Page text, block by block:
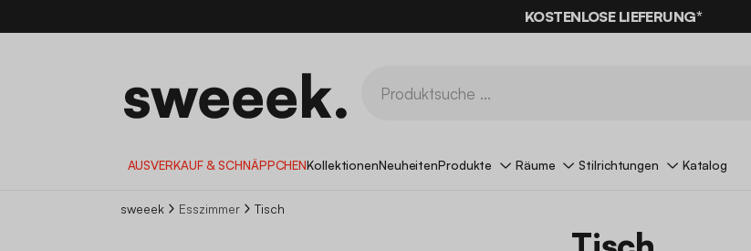
AUF DER SCHNÄPPCHEN* MIT DEM CODE
KOSTENLOSE LIEFERUNG*
AUSVERKAUF & SCHNÄPPCHENKollektionenNeuheitenProdukte Räume Stilrichtungen Katalog
sweeek Esszimmer Tisch